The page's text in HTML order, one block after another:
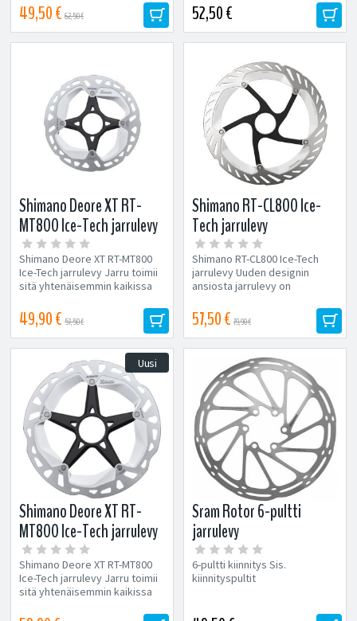
teräs/alumiini/ruostumaton...
49,50 € 62,50 € 52,50 €
Shimano Deore XT RT-
MT800 Ice-Tech jarrulevy
Shimano Deore XT RT-MT800
Ice-Tech jarrulevy Jarru toimii
sitä yhtenäisemmin kaikissa
49,90 € 57,50 €
Shimano RT-CL800 Ice-
Tech jarrulevy
Shimano RT-CL800 Ice-Tech
jarrulevy Uuden designin
ansiosta jarrulevy on
ja se jäähtyy...
57,50 € 79,90 €
Uusi
Shimano Deore XT RT-
MT800 Ice-Tech jarrulevy
magneetilla
Shimano Deore XT RT-MT800
Ice-Tech jarrulevy Jarru toimii
sitä yhtenäisemmin kaikissa
Sram Rotor 6-pultti
jarrulevy
6-pultti kiinnitys Sis.
kiinnityspultit